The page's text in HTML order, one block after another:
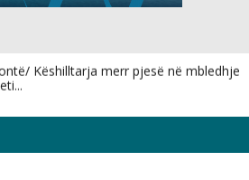
Këshilltarja merr pjesë në mbledhje